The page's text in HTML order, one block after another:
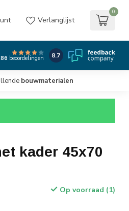
Verlanglijst
0
beoordelingen 8.7
bouwmaterialen
kader 45x70
Op voorraad (1)